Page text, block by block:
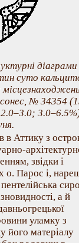
діаграми
суто
№ 34354
Аттику з
звідки і
о. Парос і,
а й
уламку з
його матеріалу